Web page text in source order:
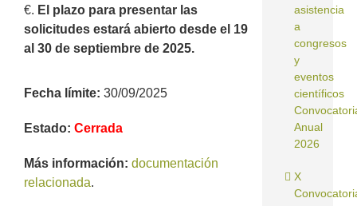
€. El plazo para presentar las
solicitudes estará abierto desde el 19
al 30 de septiembre de 2025.
Fecha límite: 30/09/2025
Estado: Cerrada
Más información: documentación
relacionada.
asistencia
a
congresos
y
eventos
científicos
Anual
2026
X